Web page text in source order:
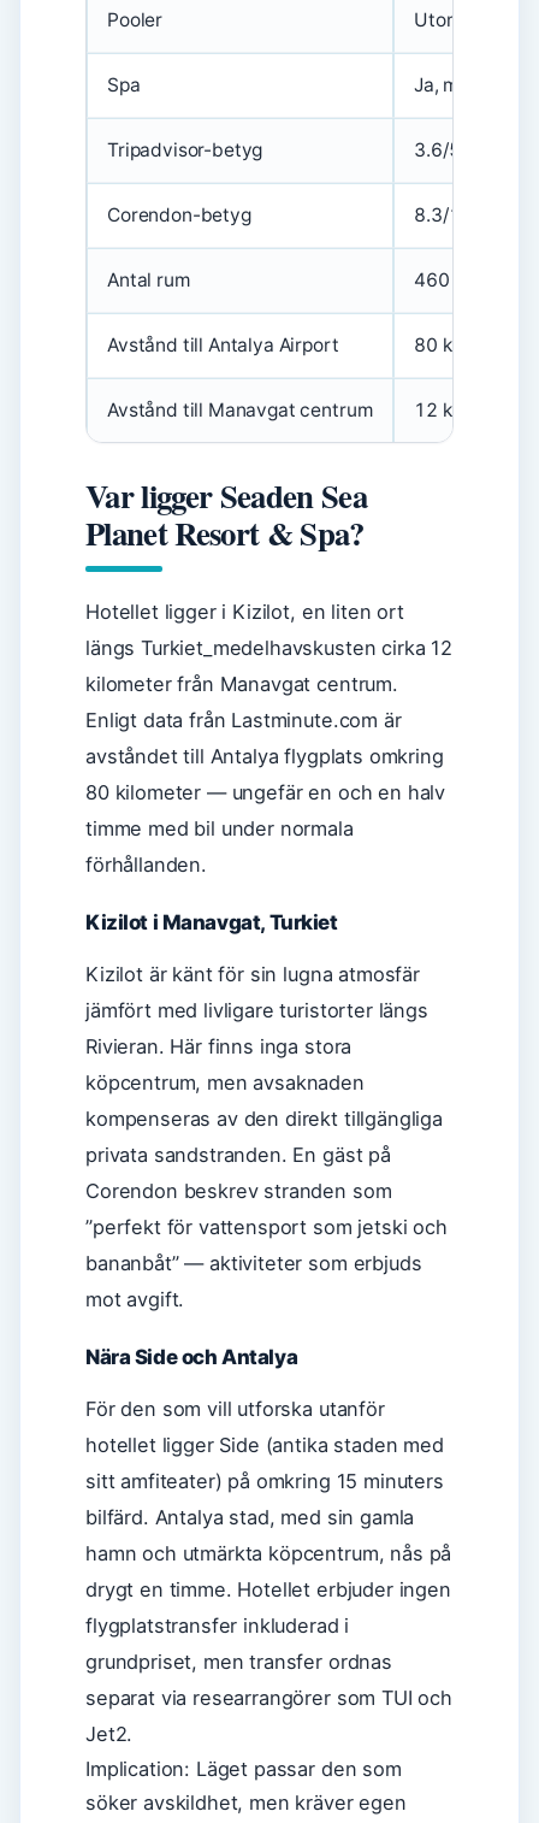
Pooler Utomhus och
Spa Ja, med
Tripadvisor-betyg 3.6/5
Corendon-betyg 8.3/10 (55
Antal rum 460
Avstånd till Antalya Airport 80 km
Avstånd till Manavgat centrum 12 km
Var ligger Seaden Sea
Planet Resort & Spa?
Hotellet ligger i Kizilot, en liten ort
längs Turkiet_medelhavskusten cirka 12
kilometer från Manavgat centrum.
Enligt data från Lastminute.com är
avståndet till Antalya flygplats omkring
80 kilometer — ungefär en och en halv
timme med bil under normala
förhållanden.
Kizilot i Manavgat, Turkiet
Kizilot är känt för sin lugna atmosfär
jämfört med livligare turistorter längs
Rivieran. Här finns inga stora
köpcentrum, men avsaknaden
kompenseras av den direkt tillgängliga
privata sandstranden. En gäst på
Corendon beskrev stranden som
”perfekt för vattensport som jetski och
bananbåt” — aktiviteter som erbjuds
mot avgift.
Nära Side och Antalya
För den som vill utforska utanför
hotellet ligger Side (antika staden med
sitt amfiteater) på omkring 15 minuters
bilfärd. Antalya stad, med sin gamla
hamn och utmärkta köpcentrum, nås på
drygt en timme. Hotellet erbjuder ingen
flygplatstransfer inkluderad i
grundpriset, men transfer ordnas
separat via researrangörer som TUI och
Jet2.
Implication: Läget passar den som
söker avskildhet, men kräver egen